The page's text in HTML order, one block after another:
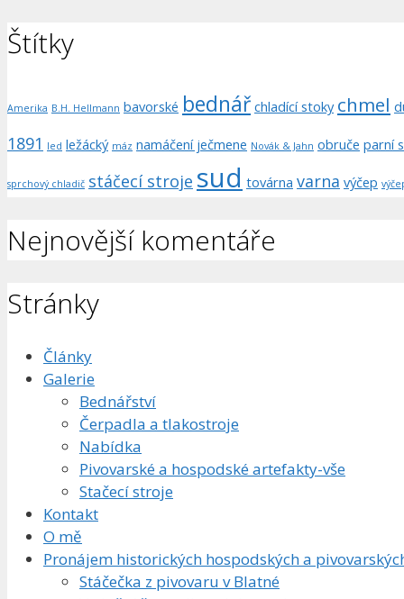
Štítky
Amerika B.H. Hellmann bavorské bednář chladící stoky chmel
1891 led ležácký máz namáčení ječmene Novák & Jahn obruče parní
sprchový chladič stáčecí stroje sud továrna varna výčep
Nejnovější komentáře
Stránky
Články
Galerie
Bednářství
Čerpadla a tlakostroje
Nabídka
Pivovarské a hospodské artefakty-vše
Stačecí stroje
Kontakt
O mě
Pronájem historických hospodských a
Stáčečka z pivovaru v Blatné